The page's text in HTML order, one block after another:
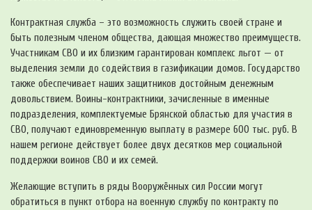
Контрактная служба – это возможность служить своей стране и
быть полезным членом общества, дающая множество преимуществ.
Участникам СВО и их близким гарантирован комплекс льгот — от
выделения земли до содействия в газификации домов. Государство
также обеспечивает наших защитников достойным денежным
довольствием. Воины-контрактники, зачисленные в именные
подразделения, комплектуемые Брянской областью для участия в
СВО, получают единовременную выплату в размере 600 тыс. руб. В
нашем регионе действует более двух десятков мер социальной
поддержки воинов СВО и их семей.
Желающие вступить в ряды Вооружённых сил России могут
обратиться в пункт отбора на военную службу по контракту по